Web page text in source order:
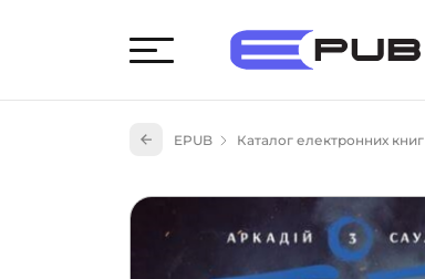
EPUB Каталог електронних книг